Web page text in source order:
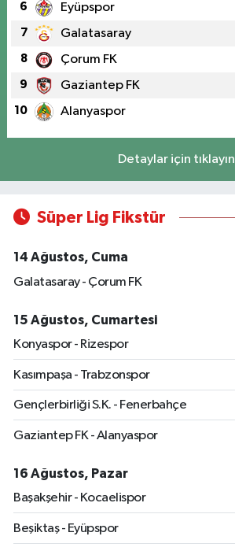
6 Eyüpspor
7 Galatasaray
8 Çorum FK
9 Gaziantep FK
10 Alanyaspor
Detaylar için tıklayın
Süper Lig Fikstür
14 Ağustos, Cuma
Galatasaray - Çorum FK
15 Ağustos, Cumartesi
Konyaspor - Rizespor
Kasımpaşa - Trabzonspor
Gençlerbirliği S.K. - Fenerbahçe
Gaziantep FK - Alanyaspor
16 Ağustos, Pazar
Başakşehir - Kocaelispor
Beşiktaş - Eyüpspor